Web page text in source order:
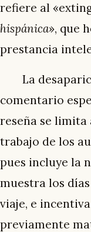
refiere al
hispánica», que
prestancia
La
comentario
reseña se limita
trabajo de los
pues incluye la
muestra los
viaje, e
previamente